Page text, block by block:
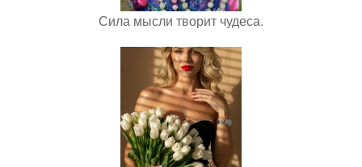
Сила мысли творит чудеса.